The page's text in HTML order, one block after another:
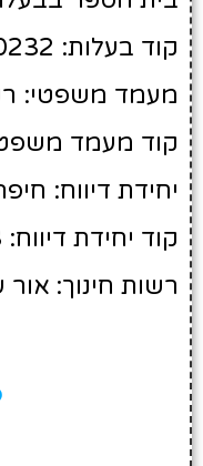
קוד בעלות: 2400232
מעמד משפטי:
קוד מעמד
יחידת דיווח: חיפה
קוד יחידת דיווח: 3
רשות חינוך: אור